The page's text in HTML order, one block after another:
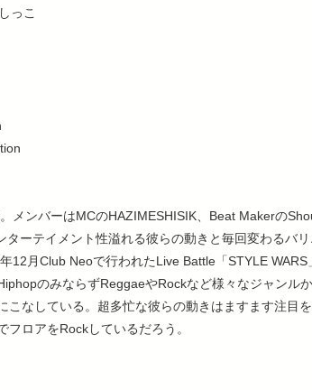
っこ
メンバーはMCのHAZIMESHISIK、Beat Makerの
ターテイメント性溢れる彼らの動きと毎回変わるバ
12月Club Neoで行われたLive Battle「STYLE
のみならずReggaeやRockなど様々なジャンル
こなしている。超多忙な彼らの動きはますます注目
フロアをRockしているだろう。